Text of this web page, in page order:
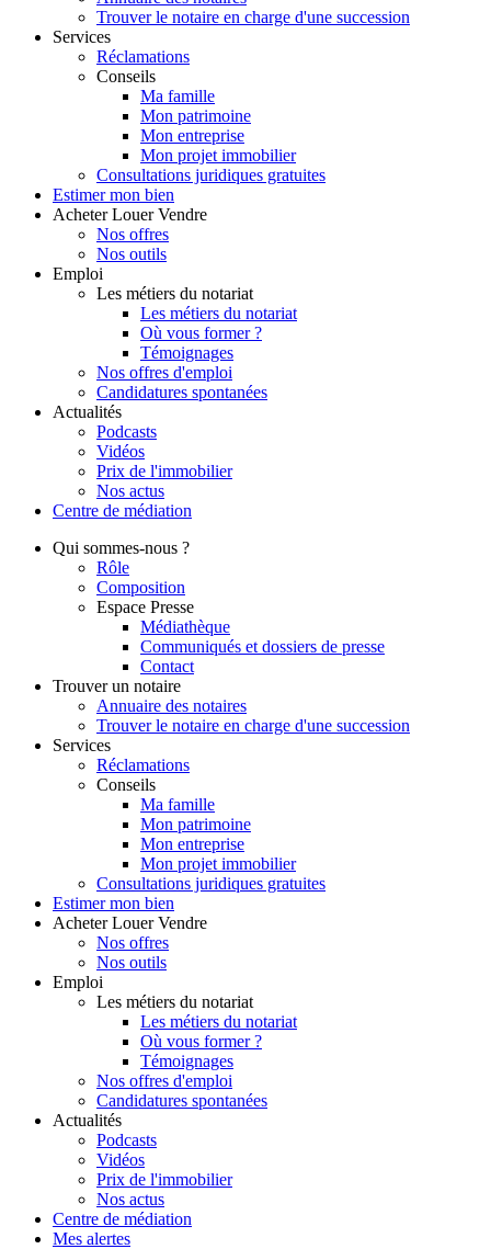
Trouver le notaire en charge d'une succession
Services
Réclamations
Conseils
Ma famille
Mon patrimoine
Mon entreprise
Mon projet immobilier
Consultations juridiques gratuites
Estimer mon bien
Acheter Louer Vendre
Nos offres
Nos outils
Emploi
Les métiers du notariat
Les métiers du notariat
Où vous former ?
Témoignages
Nos offres d'emploi
Candidatures spontanées
Actualités
Podcasts
Vidéos
Prix de l'immobilier
Nos actus
Centre de médiation
Qui sommes-nous ?
Rôle
Composition
Espace Presse
Médiathèque
Communiqués et dossiers de presse
Contact
Trouver un notaire
Annuaire des notaires
Trouver le notaire en charge d'une succession
Services
Réclamations
Conseils
Ma famille
Mon patrimoine
Mon entreprise
Mon projet immobilier
Consultations juridiques gratuites
Estimer mon bien
Acheter Louer Vendre
Nos offres
Nos outils
Emploi
Les métiers du notariat
Les métiers du notariat
Où vous former ?
Témoignages
Nos offres d'emploi
Candidatures spontanées
Actualités
Podcasts
Vidéos
Prix de l'immobilier
Nos actus
Centre de médiation
Mes alertes